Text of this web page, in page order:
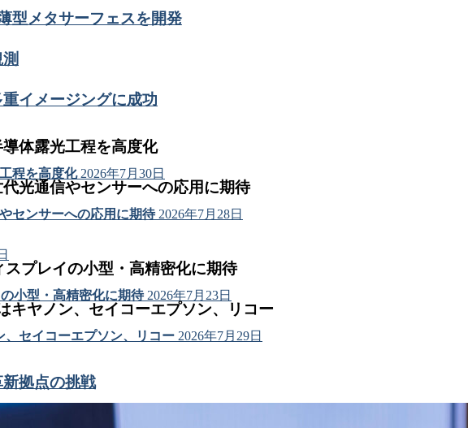
型メタサーフェスを開発
イメージングに成功
体露光工程を高度化
程を高度化 2026年7月30日
光通信やセンサーへの応用に期待
センサーへの応用に期待 2026年7月28日
プレイの小型・高精密化に期待
小型・高精密化に期待 2026年7月23日
ヤノン、セイコーエプソン、リコー
セイコーエプソン、リコー 2026年7月29日
拠点の挑戦